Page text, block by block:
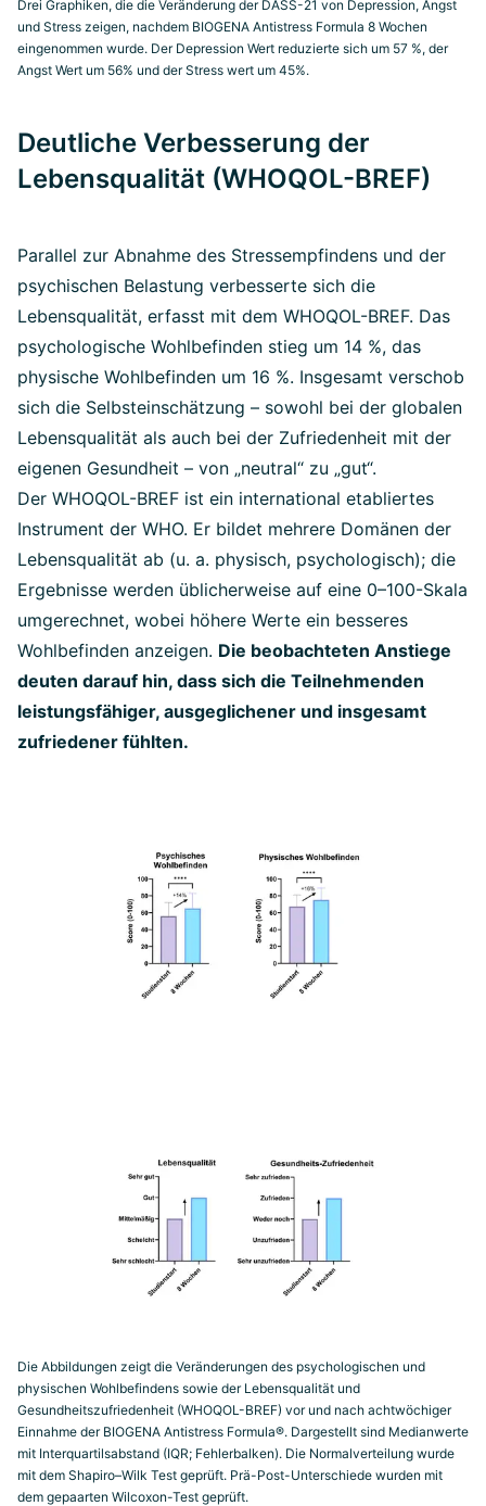
Drei Graphiken, die die Veränderung der DASS-21 von Depression, Angst
und Stress zeigen, nachdem BIOGENA Antistress Formula 8 Wochen
eingenommen wurde. Der Depression Wert reduzierte sich um 57 %, der
Angst Wert um 56% und der Stress wert um 45%.
Deutliche Verbesserung der
Lebensqualität (WHOQOL-BREF)
Parallel zur Abnahme des Stressempfindens und der
psychischen Belastung verbesserte sich die
Lebensqualität, erfasst mit dem WHOQOL-BREF. Das
psychologische Wohlbefinden stieg um 14 %, das
physische Wohlbefinden um 16 %. Insgesamt verschob
sich die Selbsteinschätzung – sowohl bei der globalen
Lebensqualität als auch bei der Zufriedenheit mit der
eigenen Gesundheit – von „neutral“ zu „gut“.
Der WHOQOL-BREF ist ein international etabliertes
Instrument der WHO. Er bildet mehrere Domänen der
Lebensqualität ab (u. a. physisch, psychologisch); die
Ergebnisse werden üblicherweise auf eine 0–100-Skala
umgerechnet, wobei höhere Werte ein besseres
Wohlbefinden anzeigen. Die beobachteten Anstiege
deuten darauf hin, dass sich die Teilnehmenden
leistungsfähiger, ausgeglichener und insgesamt
zufriedener fühlten.
Die Abbildungen zeigt die Veränderungen des psychologischen und
physischen Wohlbefindens sowie der Lebensqualität und
Gesundheitszufriedenheit (WHOQOL-BREF) vor und nach achtwöchiger
Einnahme der BIOGENA Antistress Formula®. Dargestellt sind Medianwerte
mit Interquartilsabstand (IQR; Fehlerbalken). Die Normalverteilung wurde
mit dem Shapiro–Wilk Test geprüft. Prä-Post-Unterschiede wurden mit
dem gepaarten Wilcoxon-Test geprüft.